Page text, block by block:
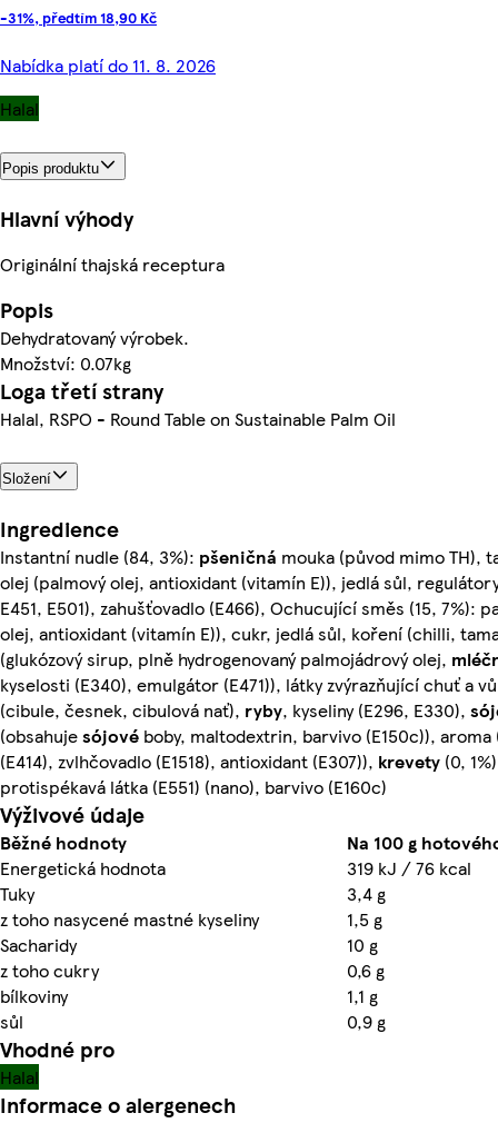
-31%, předtím 18,90 Kč
Nabídka platí do 11. 8. 2026
Halal
Popis produktu
Hlavní výhody
Originální thajská receptura
Popis
Dehydratovaný výrobek.
Množství: 0.07kg
Loga třetí strany
Halal, RSPO - Round Table on Sustainable Palm Oil
Složení
Ingredience
Instantní nudle (84, 3%): pšeničná mouka (původ mimo TH),
olej (palmový olej, antioxidant (vitamín E)), jedlá sůl,
E451, E501), zahušťovadlo (E466), Ochucující směs (15, 7%):
olej, antioxidant (vitamín E)), cukr, jedlá sůl, koření (chilli,
(glukózový sirup, plně hydrogenovaný palmojádrový olej,
kyselosti (E340), emulgátor (E471)), látky zvýrazňující chuť a
(cibule, česnek, cibulová nať), ryby, kyseliny (E296, E330),
(obsahujesójové boby, maltodextrin, barvivo (E150c)),
(E414), zvlhčovadlo (E1518), antioxidant (E307)), krevety (0,
protispékavá látka (E551) (nano), barvivo (E160c)
Výživové údaje
Běžné hodnoty
Na 100 g
Energetická hodnota
319 kJ / 76 kcal
Tuky
3,4 g
z toho nasycené mastné kyseliny
1,5 g
Sacharidy
10 g
z toho cukry
0,6 g
bílkoviny
1,1 g
sůl
0,9 g
Vhodné pro
Halal
Informace o alergenech